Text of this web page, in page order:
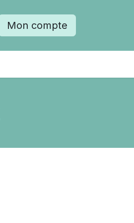
Mon compte